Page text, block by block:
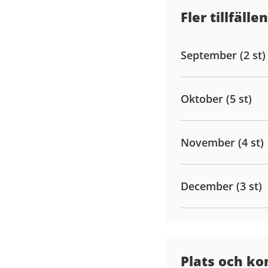
Fler tillfällen
September (2 st)
Oktober (5 st)
November (4 st)
December (3 st)
Plats och